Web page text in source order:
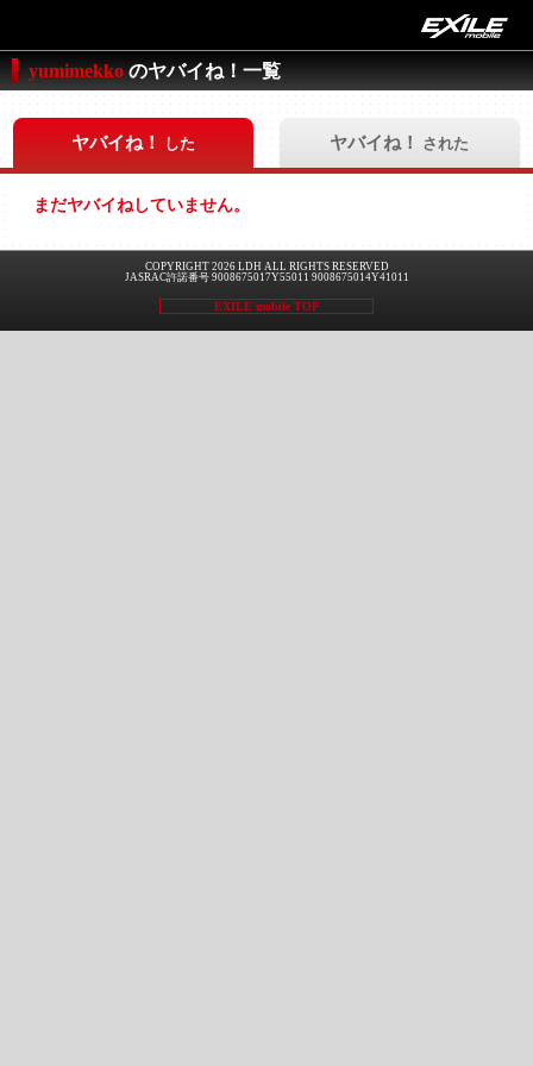
yumimekko のヤバイね！一覧
ヤバイね！ した ヤバイね！ された
まだヤバイねしていません。
COPYRIGHT 2026 LDH ALL RIGHTS RESERVED
JASRAC許諾番号 9008675017Y55011 9008675014Y41011
EXILE mobile TOP